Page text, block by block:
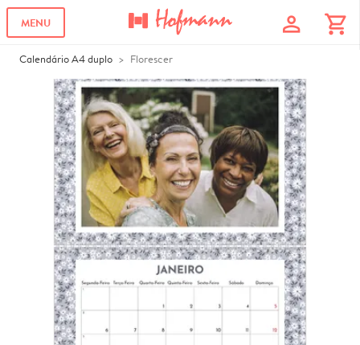
MENU profile shopping_cart
Calendário A4 duplo Florescer